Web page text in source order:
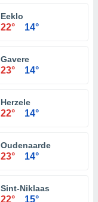
Eeklo
22° 14°
Gavere
23° 14°
Herzele
22° 14°
Oudenaarde
23° 14°
Sint-Niklaas
22° 15°